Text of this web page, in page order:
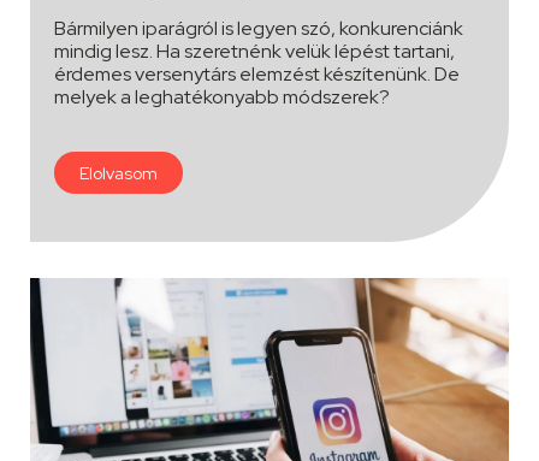
Bármilyen iparágról is legyen szó, konkurenciánk
mindig lesz. Ha szeretnénk velük lépést tartani,
érdemes versenytárs elemzést készítenünk. De
melyek a leghatékonyabb módszerek?
Elolvasom